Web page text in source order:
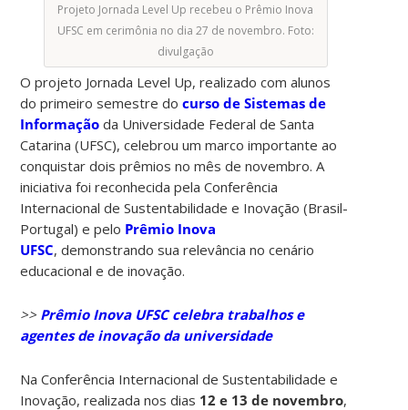
Projeto Jornada Level Up recebeu o Prêmio Inova
UFSC em cerimônia no dia 27 de novembro. Foto:
divulgação
O projeto Jornada Level Up, realizado com alunos
do primeiro semestre docurso de Sistemas de
Informação da Universidade Federal de Santa
Catarina (UFSC), celebrou um marco importante ao
conquistar dois prêmios no mês de novembro. A
iniciativa foi reconhecida pela Conferência
Internacional de Sustentabilidade e Inovação (Brasil-
Portugal) e pelo Prêmio Inova
UFSC, demonstrando sua relevância no cenário
educacional e de inovação.
>> Prêmio Inova UFSC celebra trabalhos e
agentes de inovação da universidade
Na Conferência Internacional de Sustentabilidade e
Inovação, realizada nos dias 12 e 13 de novembro,